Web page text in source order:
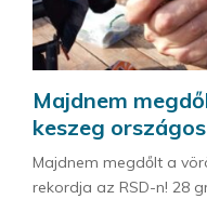
Majdnem
keszeg
Majdnem megdőlt a
rekordja az RSD-n! 28